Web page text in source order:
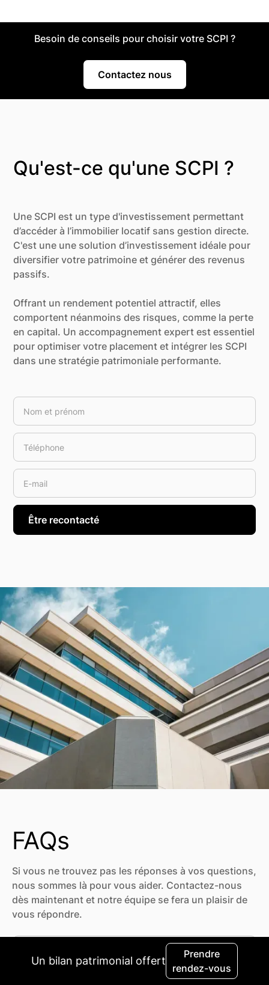
Besoin de conseils pour choisir votre SCPI ?
Contactez nous
Qu'est-ce qu'une SCPI ?
Une SCPI est un type d'investissement permettant
d’accéder à l’immobilier locatif sans gestion directe.
C'est une une solution d’investissement idéale pour
diversifier votre patrimoine et générer des revenus
passifs.
Offrant un rendement potentiel attractif, elles
comportent néanmoins des risques, comme la perte
en capital. Un accompagnement expert est essentiel
pour optimiser votre placement et intégrer les SCPI
dans une stratégie patrimoniale performante.
FAQs
Si vous ne trouvez pas les réponses à vos questions,
nous sommes là pour vous aider. Contactez-nous
dès maintenant et notre équipe se fera un plaisir de
vous répondre.
Quel est l'investissement
minimum pour investir sur un
Un bilan patrimonial offert
Prendre
rendez-vous